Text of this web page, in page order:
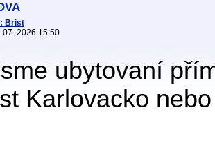
Brist
07. 2026 15:50
ubytovaní
Karlovacko